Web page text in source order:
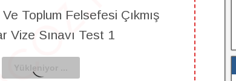
Toplum Felsefesi Çıkmış
Vize Sınavı Test 1